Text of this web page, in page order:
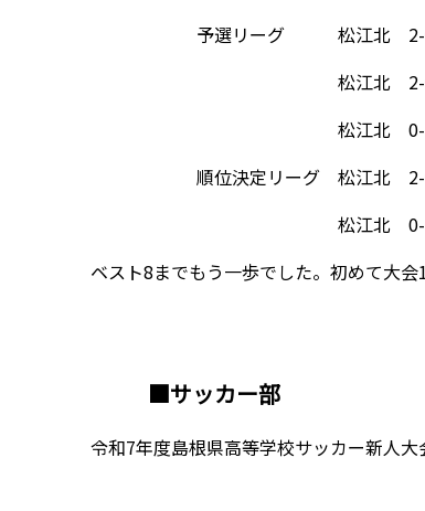
予選リーグ 松江北 2-0
松江北 2-0 隠
松江北 0-2
順位決定リーグ 松江北 2-
松江北 0-2 松
ベスト8までもう一歩でした。初めて大
■サッカー部
令和7年度島根県高等学校サッカー新